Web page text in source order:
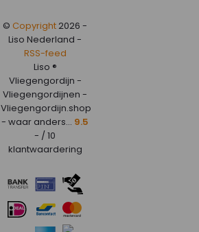
© Copyright 2026 -
Liso Nederland -
RSS-feed
Liso ®
Vliegengordijn -
Vliegengordijnen -
Vliegengordijn.shop
- waar anders... 9.5
- / 10
klantwaardering